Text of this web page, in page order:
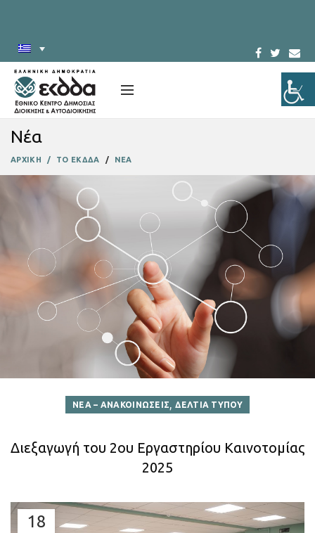
Νέα
ΑΡΧΙΚΗ ΤΟ ΕΚΔΔΑ ΝΕΑ
ΝΕΑ – ΑΝΑΚΟΙΝΩΣΕΙΣ,ΔΕΛΤΙΑ ΤΥΠΟΥ
Διεξαγωγή του 2ου Εργαστηρίου Καινοτομίας
2025
18